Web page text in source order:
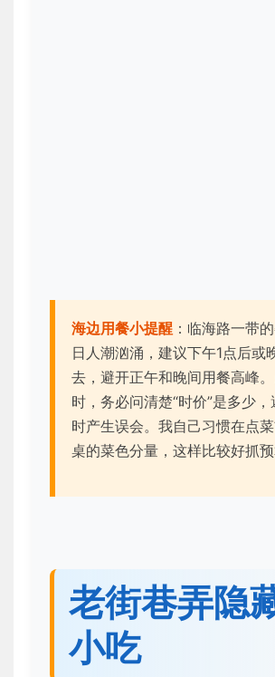
海边用餐小提醒 ：临海路一带
日人潮汹涌，建议下午1点后或
去，避开正午和晚间用餐高峰
时，务必问清楚“时价”是多少
时产生误会。我自己习惯在点
桌的菜色分量，这样比较好抓预
老街巷弄隐
小吃